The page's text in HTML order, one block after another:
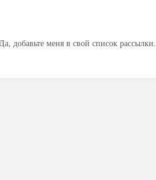
добавьте меня в свой список рассылки.